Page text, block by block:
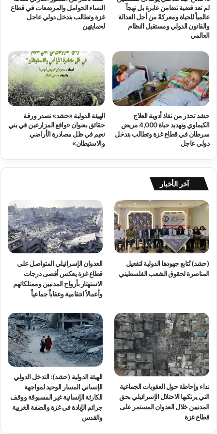
ل
س
ط
ي
ي
ن
و
ا
ل
م
ت
ض
ا
م
ن
ن
و
ا
ه
د
ا
ف
ا
ل
ة
ا
ل
د
ل
ي
ة
ا
ل
م
د
ي
ة
و
خ
ي
م
ا
ل
ن
ا
ز
ح
ي
ن
و
ل
م
ن
ا
ز
س
ك
ن
ي
ة
ف
ي
غ
ز
ة
ي
لم تعد قضية تضامن عابرة بل نهجاً
عالمياً للحياة ومعركةً من أجل العدالة
والقانون الدولي ومستقبل النظام
العالمي
النساء الحوامل والمرضعات في قطاع
غزة وتطالب بتدخل دولي عاجل
لحمايتهن
حشد تحذر من نفاذ أدوية العلاج
الكيماوي وتهديد حياة 4,000 مريض
سرطان في قطاع غزة وتطالب بتدخل
دولي عاجل
الهيئة الدولية «حشد» تصدر ورقة
حقائق بعنوان «واقع المزارعين في بني
نعيم في ظل مصادرة الأراضي
والاستيطان»
آخر الأخبار
(حشد) تُتابع جهودها الدولية لتفعيل
المناصرة لحقوق الشعب الفلسطيني
العدوان الإسرائيلي المتواصل على
قطاع غزة يعكس أقصى درجات
الاستهتار بأرواح المدنيين وممتلكاتهم
وأعمالاً انتقامية وعقاباً جماعياً
نداء وإحاطة حول العقوبات الجماعية
التي يرتكبها الاحتلال الإسرائيلي بحق
المدنيين خلال العدوان المستمر على
قطاع غزة
الهيئة الدولية (حشد): التدخل الدولي
الإنساني المسار الوحيد لمواجهة
الكارثة الإنسانية غير المسبوقة ووقف
جرائم الإبادة في غزة والضفة الغربية
والقدس